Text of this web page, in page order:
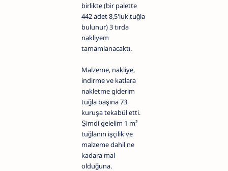
birlikte (bir palette
442 adet 8,5'luk tuğla
bulunur) 3 tırda
nakliyem
tamamlanacaktı.
Malzeme, nakliye,
indirme ve katlara
nakletme giderim
tuğla başına 73
kuruşa tekabül etti.
Şimdi gelelim 1 m²
tuğlanın işçilik ve
malzeme dahil ne
kadara mal
olduğuna.